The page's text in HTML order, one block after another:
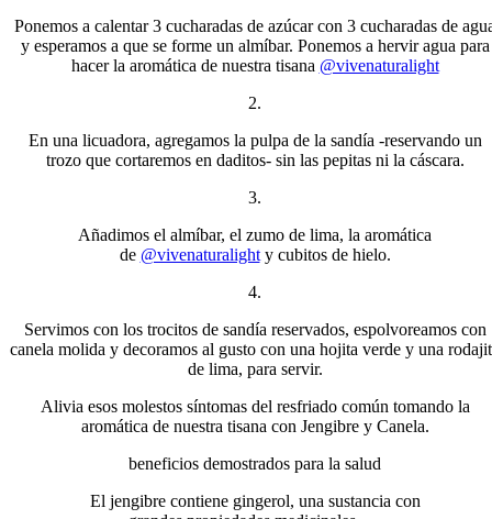
Ponemos a calentar 3 cucharadas de azúcar con 3 cucharadas de
y esperamos a que se forme un almíbar. Ponemos a hervir agua para
hacer la aromática de nuestra tisana @vivenaturalight
2.
En una licuadora, agregamos la pulpa de la sandía -reservando un
trozo que cortaremos en daditos- sin las pepitas ni la cáscara.
3.
Añadimos el almíbar, el zumo de lima, la aromática
de @vivenaturalighty cubitos de hielo.
4.
Servimos con los trocitos de sandía reservados, espolvoreamos con
canela molida y decoramos al gusto con una hojita verde y una
de lima, para servir.
Alivia esos molestos síntomas del resfriado común tomando la
aromática de nuestra tisana con Jengibre y Canela.
beneficios demostrados para la salud
El jengibre contiene gingerol, una sustancia con